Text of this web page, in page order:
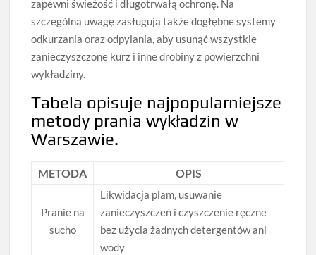
zapewni świeżość i długotrwałą ochronę. Na
szczególną uwagę zasługują także dogłębne systemy
odkurzania oraz odpylania, aby usunąć wszystkie
zanieczyszczone kurz i inne drobiny z powierzchni
wykładziny.
Tabela opisuje najpopularniejsze
metody prania wykładzin w
Warszawie.
METODA OPIS
Pranie na
sucho
Likwidacja plam, usuwanie
zanieczyszczeń i czyszczenie ręczne
bez użycia żadnych detergentów ani
wody